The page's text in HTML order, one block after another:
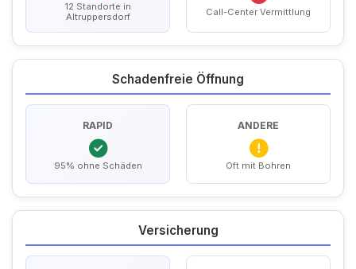
12 Standorte in
Altruppersdorf
Call-Center Vermittlung
Schadenfreie Öffnung
RAPID
95% ohne Schäden
ANDERE
Oft mit Bohren
Versicherung